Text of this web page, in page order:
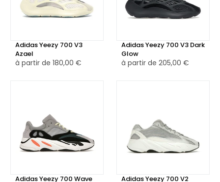
chaussure, assurant robustesse et stabilité. La semelle
souple et réactif. La semelle extérieure, également noire,
est crantée pour une adhérence optimale sur toutes les
remise en état par nos experts, pour une alternative plus
responsable alliant style affirmé et confort haute
performance.
Adidas Yeezy 700 V3
Azael
à partir de 180,00 €
Adidas Yeezy 700 V3 Dark
Glow
à partir de 205,00 €
Adidas Yeezy 700 Wave
Adidas Yeezy 700 V2